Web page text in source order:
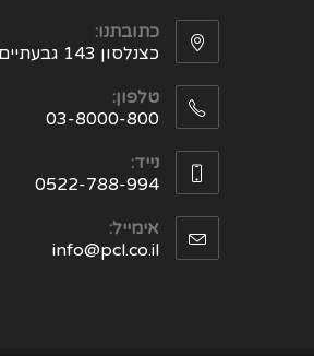
כתובתנו:
כצנלסון 143 גבעתיים
טלפון:
03-8000-800
נייד:
0522-788-994
אימייל:
info@pcl.co.il